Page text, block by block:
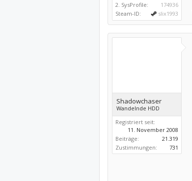
2. SysProfile:
174936
Steam-ID:
slix1993
Shadowchaser
Wandelnde HDD
Registriert seit:
11. November 2008
Beiträge:
21.319
Zustimmungen:
731